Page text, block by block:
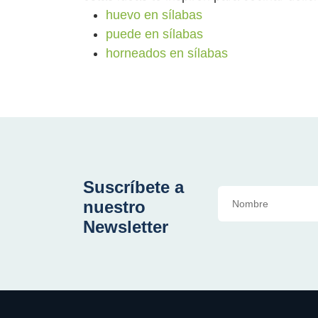
huevo en sílabas
puede en sílabas
horneados en sílabas
Suscríbete a
nuestro
Newsletter